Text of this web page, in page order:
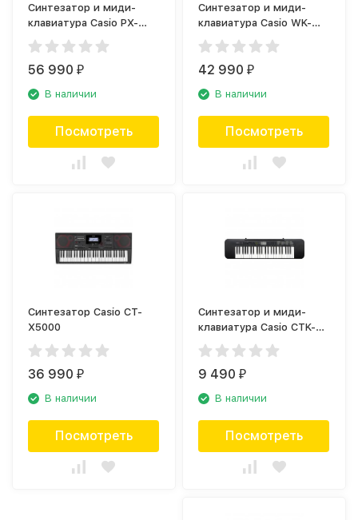
Синтезатор и миди-
клавиатура Casio PX-
S1100RD красный
56 990₽
В наличии
Посмотреть
Синтезатор и миди-
клавиатура Casio WK-
7600, 76 клавиш
42 990₽
В наличии
Посмотреть
Синтезатор Casio CT-
X5000
36 990₽
В наличии
Посмотреть
Синтезатор и миди-
клавиатура Casio CTK-
240, 49 клавиш
9 490₽
В наличии
Посмотреть